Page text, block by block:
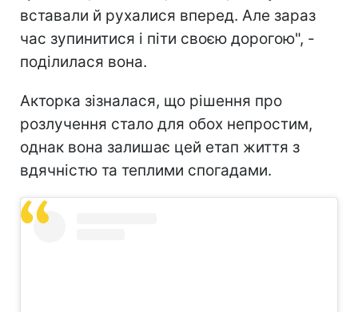
вставали й рухалися вперед. Але зараз
час зупинитися і піти своєю дорогою", -
поділилася вона.
Акторка зізналася, що рішення про
розлучення стало для обох непростим,
однак вона залишає цей етап життя з
вдячністю та теплими спогадами.